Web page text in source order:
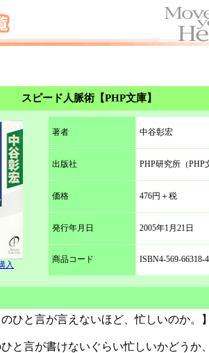
スピード人脈術【PHP文庫】
入
著者 中谷彰宏
出版社 PHP研究所（PHP
価格 476円＋税
発行年月日 2005年1月21日
商品コード ISBN4-569-66318-4
のひと言が言えないほど、忙しいのか。
ひと言が書けないぐらい忙しいかどうか